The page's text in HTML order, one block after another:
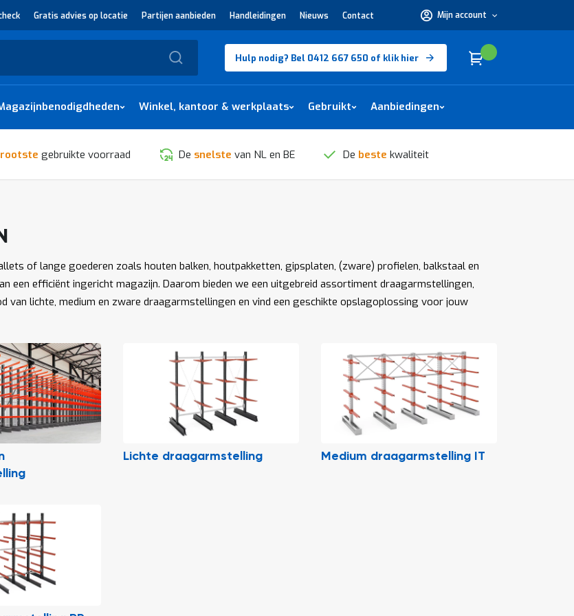
Gratis advies op locatie Partijen aanbieden Handleidingen Nieuws Contact Mijn account
nodig?
Hulp nodig? Bel 0412 667 650 of klik hier Winkelwagen
Cart
Winkel, kantoor & werkplaats Gebruikt Aanbiedingen
gebruikte voorraad De snelste van NL en BE De beste kwaliteit
of lange goederen zoals houten balken, houtpakketten, gipsplaten, (zware) profielen, balkstaal en
een efficiënt ingericht magazijn. Daarom bieden we een uitgebreid assortiment draagarmstellingen,
van lichte, medium en zware draagarmstellingen en vind een geschikte opslagoplossing voor jouw
Lichte draagarmstelling Medium draagarmstelling IT